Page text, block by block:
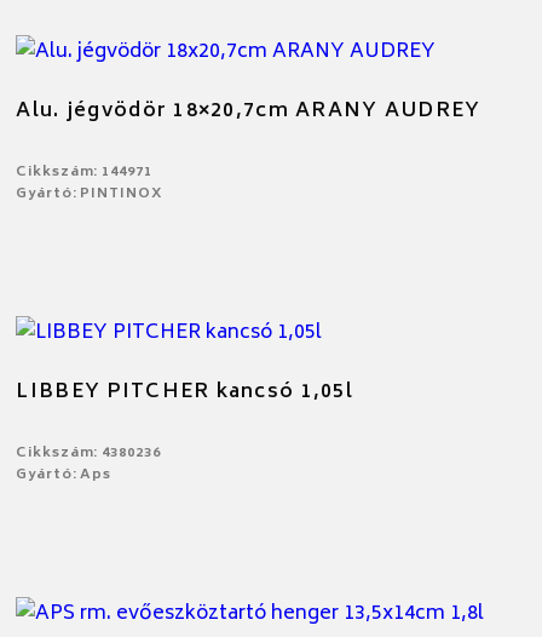
Alu. jégvödör 18×20,7cm ARANY AUDREY
Cikkszám: 144971
Gyártó: PINTINOX
LIBBEY PITCHER kancsó 1,05l
Cikkszám: 4380236
Gyártó: Aps